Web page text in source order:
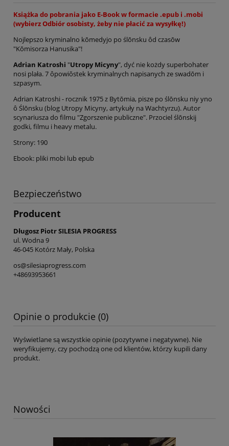
Książka do pobrania jako E-Book w formacie .epub i .mobi
(wybierz Odbiór osobisty, żeby nie płacić za wysyłkę!)
Nojlepszo kryminalno kōmedyjo po ślōnsku ôd czasōw
"Kōmisorza Hanusika"!
Adrian Katroshi "Utropy Micyny", dyć nie kożdy superbohater
nosi plała. 7 ôpowiŏstek kryminalnych napisanych ze swadōm i
szpasym.
Adrian Katroshi - rocznik 1975 z Bytōmia, pisze po ślōnsku niy yno
ô Ślōnsku (blog Utropy Micyny, artykuły na Wachtyrzu). Autor
scynariusza do filmu "Zgorszenie publiczne". Przociel ślōnskij
godki, filmu i heavy metalu.
Strony: 190
Ebook: pliki mobi lub epub
Bezpieczeństwo
Producent
Długosz Piotr SILESIA PROGRESS
ul. Wodna 9
46-045 Kotórz Mały, Polska
os@silesiaprogress.com
+48693953661
Opinie o produkcie (0)
Wyświetlane są wszystkie opinie (pozytywne i negatywne). Nie
weryfikujemy, czy pochodzą one od klientów, którzy kupili dany
produkt.
Nowości